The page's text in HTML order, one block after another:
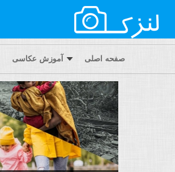
صفحه اصلی آموزش عکاسی